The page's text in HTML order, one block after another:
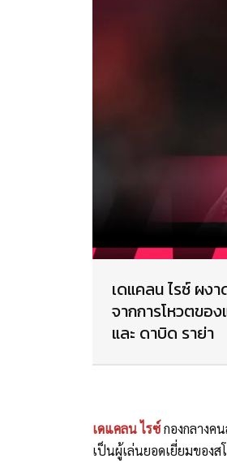
เดแคลน ไรซ์ ผง
จากการโหวตขอ
และ ดาบิด ราย่า
เดแคลน ไรซ์กองกลางค
เป็นผู้เล่นยอดเยี่ยมของส